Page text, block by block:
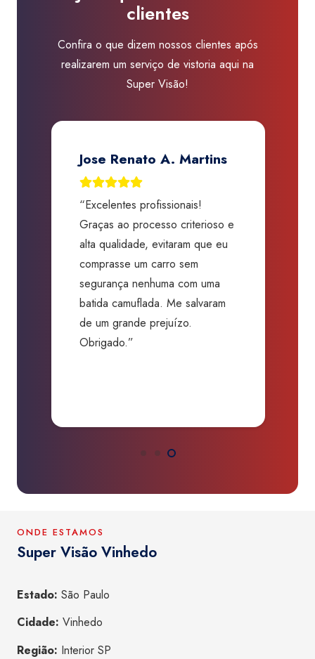
quantidade
clientes
Confira o que dizem nossos clientes após
realizarem um serviço de vistoria aqui na
Super Visão!
Jose Renato A. Martins
“Excelentes profissionais!
Graças ao processo criterioso e
alta qualidade, evitaram que eu
comprasse um carro sem
segurança nenhuma com uma
batida camuflada. Me salvaram
de um grande prejuízo.
Obrigado.”
ONDE ESTAMOS
Super Visão Vinhedo
Estado: São Paulo
Cidade: Vinhedo
Região: Interior SP